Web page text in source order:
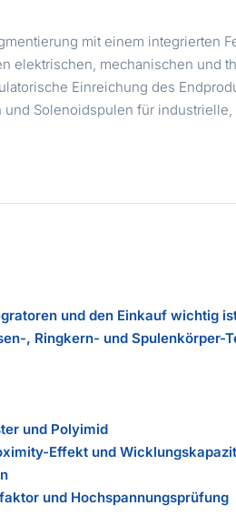
mit einem integrierten
elektrischen, mechanischen
Einreichung des
Solenoidspulen für
und den Einkauf wichtig
, Ringkern- und Spulenkörper-
und Polyimid
Effekt und
und Hochspannungsprüfung